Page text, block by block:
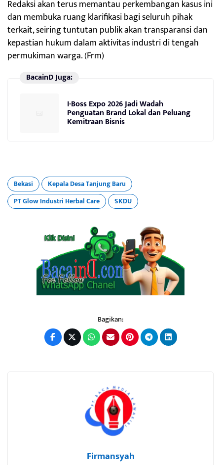
Redaksi akan terus memantau perkembangan kasus ini
dan membuka ruang klarifikasi bagi seluruh pihak
terkait, seiring tuntutan publik akan transparansi dan
kepastian hukum dalam aktivitas industri di tengah
permukiman warga. (Frm)
BacainD Juga:
I-Boss Expo 2026 Jadi Wadah
Penguatan Brand Lokal dan Peluang
Kemitraan Bisnis
Bekasi
Kepala Desa Tanjung Baru
PT Glow Industri Herbal Care
SKDU
Bagikan:
Firmansyah